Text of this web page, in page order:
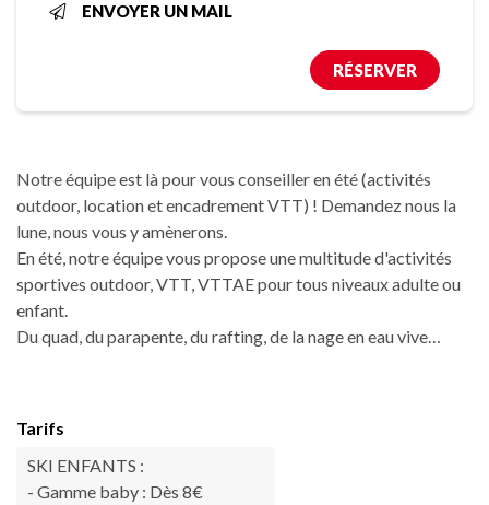
ENVOYER UN MAIL
RÉSERVER
Notre équipe est là pour vous conseiller en été (activités
outdoor, location et encadrement VTT) ! Demandez nous la
lune, nous vous y amènerons.
En été, notre équipe vous propose une multitude d'activités
sportives outdoor, VTT, VTTAE pour tous niveaux adulte ou
enfant.
Du quad, du parapente, du rafting, de la nage en eau vive…
Tarifs
SKI ENFANTS :
- Gamme baby : Dès 8€